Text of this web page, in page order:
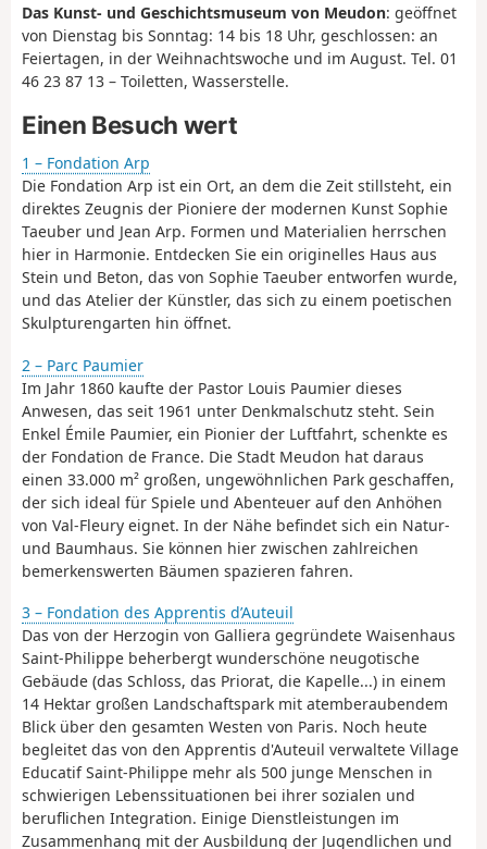
Das Kunst- und Geschichtsmuseum von Meudon: geöffnet
von Dienstag bis Sonntag: 14 bis 18 Uhr, geschlossen: an
Feiertagen, in der Weihnachtswoche und im August. Tel. 01
46 23 87 13 – Toiletten, Wasserstelle.
Einen Besuch wert
1 – Fondation Arp
Die Fondation Arp ist ein Ort, an dem die Zeit stillsteht, ein
direktes Zeugnis der Pioniere der modernen Kunst Sophie
Taeuber und Jean Arp. Formen und Materialien herrschen
hier in Harmonie. Entdecken Sie ein originelles Haus aus
Stein und Beton, das von Sophie Taeuber entworfen wurde,
und das Atelier der Künstler, das sich zu einem poetischen
Skulpturengarten hin öffnet.
2 – Parc Paumier
Im Jahr 1860 kaufte der Pastor Louis Paumier dieses
Anwesen, das seit 1961 unter Denkmalschutz steht. Sein
Enkel Émile Paumier, ein Pionier der Luftfahrt, schenkte es
der Fondation de France. Die Stadt Meudon hat daraus
einen 33.000 m² großen, ungewöhnlichen Park geschaffen,
der sich ideal für Spiele und Abenteuer auf den Anhöhen
von Val-Fleury eignet. In der Nähe befindet sich ein Natur-
und Baumhaus. Sie können hier zwischen zahlreichen
bemerkenswerten Bäumen spazieren fahren.
3 – Fondation des Apprentis d’Auteuil
Das von der Herzogin von Galliera gegründete Waisenhaus
Saint-Philippe beherbergt wunderschöne neugotische
Gebäude (das Schloss, das Priorat, die Kapelle...) in einem
14 Hektar großen Landschaftspark mit atemberaubendem
Blick über den gesamten Westen von Paris. Noch heute
begleitet das von den Apprentis d'Auteuil verwaltete Village
Educatif Saint-Philippe mehr als 500 junge Menschen in
schwierigen Lebenssituationen bei ihrer sozialen und
beruflichen Integration. Einige Dienstleistungen im
Zusammenhang mit der Ausbildung der Jugendlichen und